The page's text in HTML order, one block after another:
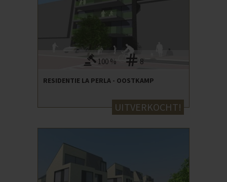
100 % 8
RESIDENTIE LA PERLA - OOSTKAMP
UITVERKOCHT!